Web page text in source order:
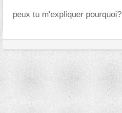
peux tu m'expliquer pourquoi?